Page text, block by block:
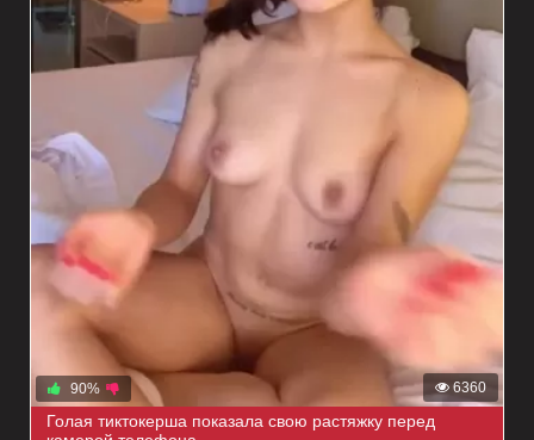
6360
90%
Голая тиктокерша показала свою растяжку перед